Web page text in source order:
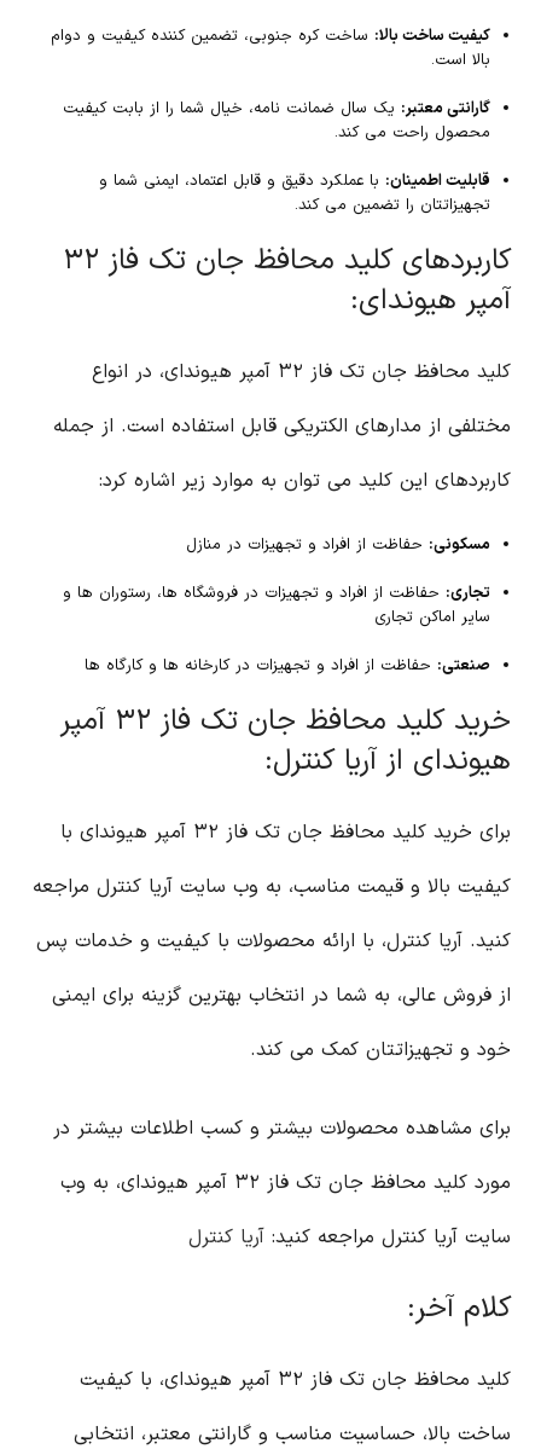
کیفیت ساخت بالا: ساخت کره جنوبی، تضمین کننده کیفیت و دوام
بالا است.
گارانتی معتبر: یک سال ضمانت نامه، خیال شما را از بابت کیفیت
محصول راحت می کند.
قابلیت اطمینان: با عملکرد دقیق و قابل اعتماد، ایمنی شما و
تجهیزاتتان را تضمین می کند.
کاربردهای کلید محافظ جان تک فاز ۳۲
آمپر هیوندای:
کلید محافظ جان تک فاز ۳۲ آمپر هیوندای، در انواع
مختلفی از مدارهای الکتریکی قابل استفاده است. از جمله
کاربردهای این کلید می توان به موارد زیر اشاره کرد:
مسکونی: حفاظت از افراد و تجهیزات در منازل
تجاری: حفاظت از افراد و تجهیزات در فروشگاه ها، رستوران ها و
سایر اماکن تجاری
صنعتی: حفاظت از افراد و تجهیزات در کارخانه ها و کارگاه ها
خرید کلید محافظ جان تک فاز ۳۲ آمپر
هیوندای از آریا کنترل:
برای خرید کلید محافظ جان تک فاز ۳۲ آمپر هیوندای با
کیفیت بالا و قیمت مناسب، به وب سایت آریا کنترل مراجعه
کنید. آریا کنترل، با ارائه محصولات با کیفیت و خدمات پس
از فروش عالی، به شما در انتخاب بهترین گزینه برای ایمنی
خود و تجهیزاتتان کمک می کند.
برای مشاهده محصولات بیشتر و کسب اطلاعات بیشتر در
مورد کلید محافظ جان تک فاز ۳۲ آمپر هیوندای، به وب
سایت آریا کنترل مراجعه کنید: آریا کنترل
کلام آخر:
کلید محافظ جان تک فاز ۳۲ آمپر هیوندای، با کیفیت
ساخت بالا، حساسیت مناسب و گارانتی معتبر، انتخابی